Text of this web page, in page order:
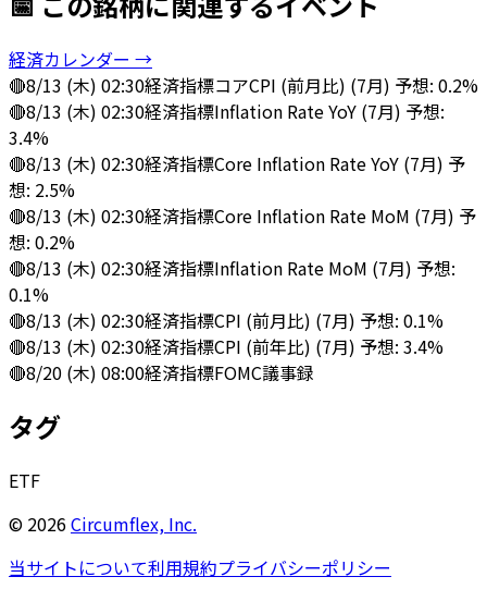
経済カレンダー →
🔴8/13 (木) 02:30経済指標コアCPI (前月比) (7月) 予想: 0.2%
🔴8/13 (木) 02:30経済指標Inflation Rate YoY (7月) 予想:
3.4%
🔴8/13 (木) 02:30経済指標Core Inflation Rate YoY (7月) 予
想: 2.5%
🔴8/13 (木) 02:30経済指標Core Inflation Rate MoM (7月) 予
想: 0.2%
🔴8/13 (木) 02:30経済指標Inflation Rate MoM (7月) 予想:
0.1%
🔴8/13 (木) 02:30経済指標CPI (前月比) (7月) 予想: 0.1%
🔴8/13 (木) 02:30経済指標CPI (前年比) (7月) 予想: 3.4%
🔴8/20 (木) 08:00経済指標FOMC議事録
タグ
ETF
© 2026Circumflex, Inc.
当サイトについて利用規約プライバシーポリシー